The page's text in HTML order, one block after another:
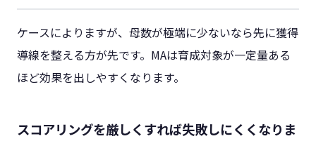
ケースによりますが、母数が極端に少ないなら先に獲得
導線を整える方が先です。MAは育成対象が一定量ある
ほど効果を出しやすくなります。
スコアリングを厳しくすれば失敗しにくくなりま